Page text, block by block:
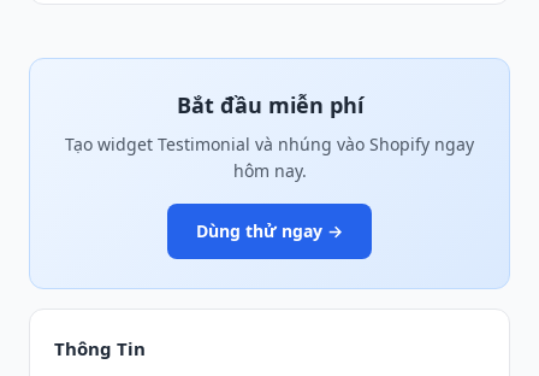
Bắt đầu miễn phí
Tạo widget Testimonial và nhúng vào Shopify ngay
hôm nay.
Dùng thử ngay →
Thông Tin